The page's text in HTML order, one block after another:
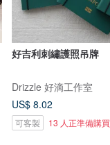
好吉利刺繡護照吊牌
Drizzle 好滴工作室
US$ 8.02
可客製 13 人正準備購買